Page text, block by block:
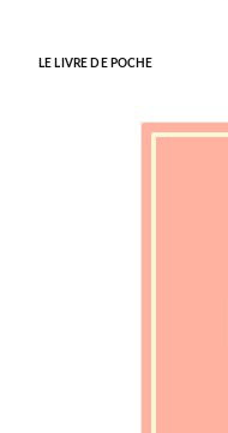
LE LIVRE DE POCHE